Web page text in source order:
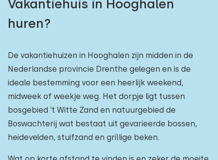
Vakantiehuis in Hooghalen
huren?
De vakantiehuizen in Hooghalen zijn midden in de
Nederlandse provincie Drenthe gelegen en is de
ideale bestemming voor een heerlijk weekend,
midweek of weekje weg. Het dorpje ligt tussen
bosgebied ’t Witte Zand en natuurgebied de
Boswachterij wat bestaat uit gevarieerde bossen,
heidevelden, stuifzand en grillige beken.